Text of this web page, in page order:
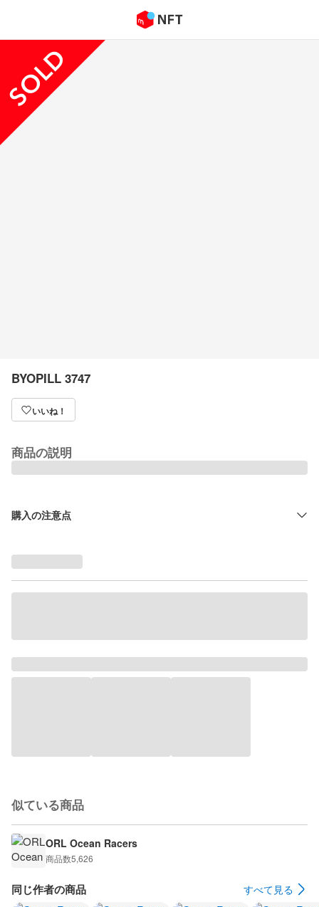
BYOPILL 3747
いいね！
商品の説明
購入の注意点
似ている商品
ORL Ocean Racers
商品数5,626
同じ作者の商品 すべて見る